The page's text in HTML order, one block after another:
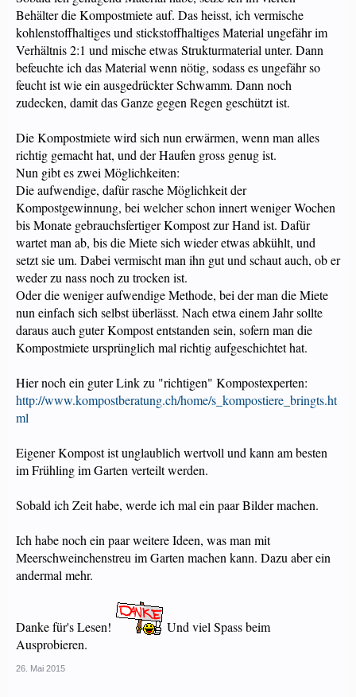
Behälter die Kompostmiete auf. Das heisst, ich vermische
kohlenstoffhaltiges und stickstoffhaltiges Material ungefähr im
Verhältnis 2:1 und mische etwas Strukturmaterial unter. Dann
befeuchte ich das Material wenn nötig, sodass es ungefähr so
feucht ist wie ein ausgedrückter Schwamm. Dann noch
zudecken, damit das Ganze gegen Regen geschützt ist.
Die Kompostmiete wird sich nun erwärmen, wenn man alles
richtig gemacht hat, und der Haufen gross genug ist.
Nun gibt es zwei Möglichkeiten:
Die aufwendige, dafür rasche Möglichkeit der
Kompostgewinnung, bei welcher schon innert weniger Wochen
bis Monate gebrauchsfertiger Kompost zur Hand ist. Dafür
wartet man ab, bis die Miete sich wieder etwas abkühlt, und
setzt sie um. Dabei vermischt man ihn gut und schaut auch, ob er
weder zu nass noch zu trocken ist.
Oder die weniger aufwendige Methode, bei der man die Miete
nun einfach sich selbst überlässt. Nach etwa einem Jahr sollte
daraus auch guter Kompost entstanden sein, sofern man die
Kompostmiete ursprünglich mal richtig aufgeschichtet hat.
Hier noch ein guter Link zu "richtigen" Kompostexperten:
http://www.kompostberatung.ch/home/s_kompostiere_bringts.ht
ml
Eigener Kompost ist unglaublich wertvoll und kann am besten
im Frühling im Garten verteilt werden.
Sobald ich Zeit habe, werde ich mal ein paar Bilder machen.
Ich habe noch ein paar weitere Ideen, was man mit
Meerschweinchenstreu im Garten machen kann. Dazu aber ein
andermal mehr.
Danke für's Lesen!
Und viel Spass beim
Ausprobieren.
26. Mai 2015